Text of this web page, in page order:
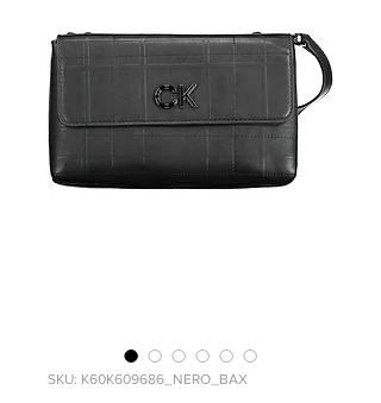
SKU: K60K609686_NERO_BAX